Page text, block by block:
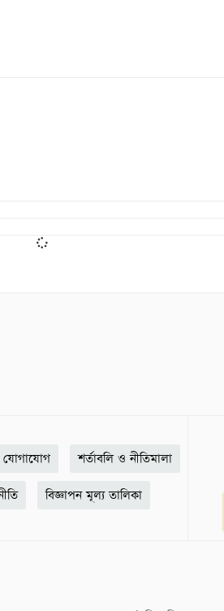
যোগাযোগ শর্তাবলি ও নীতিমালা
বিজ্ঞাপন মূল্য তালিকা